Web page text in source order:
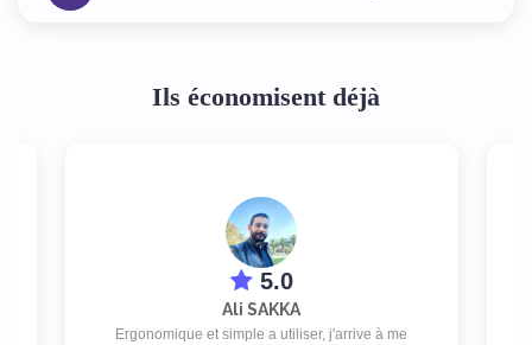
Ils économisent déjà
5.0
Ali SAKKA
Ergonomique et simple a utiliser, j'arrive à me